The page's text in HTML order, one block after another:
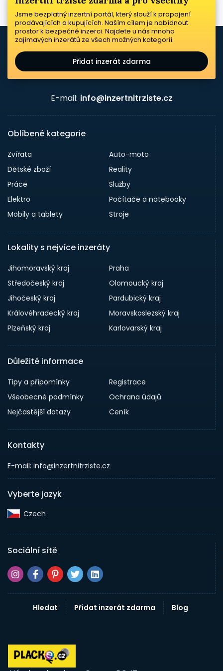
Jsme bezplatný inzertní portál, který slouží k propojení
prodávajících a kupujících. Naším cílem je nabídnout
prostor k bezpečné inzerci. Najdete u nás mnoho
zajímavých inzerátů ze všech možných kategorií.
Přidat inzerát zdarma
E-mail: info@inzertnitrziste.cz
Oblíbené kategorie
Zvířata
Auto-moto
Dětské zboží
Reality
Práce
Služby
Elektro
Počítače a notebooky
Mobily a tablety
Stroje
Lokality s nejvíce inzeráty
Jihomoravský kraj
Praha
Středočeský kraj
Olomoucký kraj
Jihočeský kraj
Pardubický kraj
Královéhradecký kraj
Moravskoslezský kraj
Plzeňský kraj
Karlovarský kraj
Důležité informace
Tipy a přípomínky
Registrace
Všeobecné podmínky
Ochrana údajů
Nejčastější dotazy
Ceník
Kontakty
E-mail: info@inzertnitrziste.cz
Vyberte jazyk
Czech‎
Sociální sítě
Hledat Přidat inzerát zdarma Blog